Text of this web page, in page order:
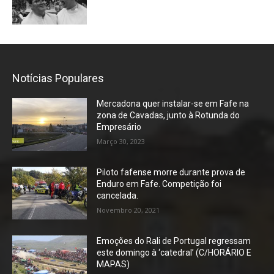
Notícias Populares
Mercadona quer instalar-se em Fafe na
zona de Cavadas, junto à Rotunda do
Empresário
Março 30, 2023
Piloto fafense morre durante prova de
Enduro em Fafe. Competição foi
cancelada.
Novembro 20, 2021
Emoções do Rali de Portugal regressam
este domingo à ‘catedral’ (C/HORÁRIO E
MAPAS)